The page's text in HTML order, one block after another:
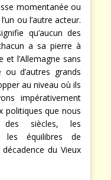
à l’intérieur de
momentanée ou
ou l’autre acteur.
qu’aucun des
a sa pierre à
l’Allemagne sans
ou d’autres grands
au niveau où ils
impérativement
politiques que nous
siècles, les
les équilibres de
du Vieux